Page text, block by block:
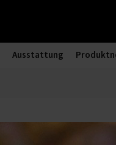
Ausstattung